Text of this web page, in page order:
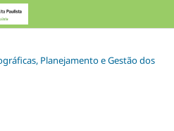
Planejamento e Gestão dos